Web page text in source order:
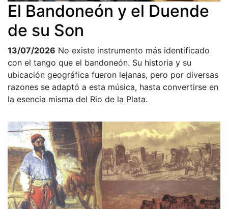
El Bandoneón y el Duende
de su Son
13/07/2026 No existe instrumento más identificado
con el tango que el bandoneón. Su historia y su
ubicación geográfica fueron lejanas, pero por diversas
razones se adaptó a esta música, hasta convertirse en
la esencia misma del Rio de la Plata.